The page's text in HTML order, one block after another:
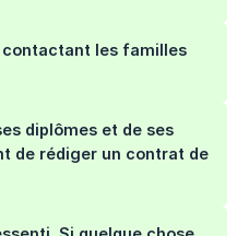
contactant les familles
diplômes et de ses
de rédiger un contrat de